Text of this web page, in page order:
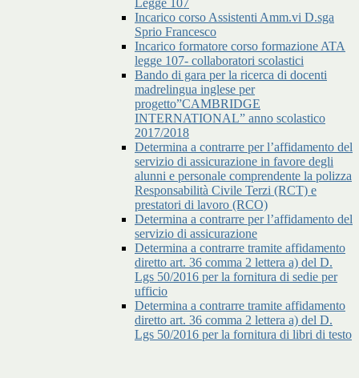
Legge 107
Incarico corso Assistenti Amm.vi D.sga
Sprio Francesco
Incarico formatore corso formazione ATA
legge 107- collaboratori scolastici
Bando di gara per la ricerca di docenti
madrelingua inglese per
progetto”CAMBRIDGE
INTERNATIONAL” anno scolastico
2017/2018
Determina a contrarre per l’affidamento del
servizio di assicurazione in favore degli
alunni e personale comprendente la polizza
Responsabilità Civile Terzi (RCT) e
prestatori di lavoro (RCO)
Determina a contrarre per l’affidamento del
servizio di assicurazione
Determina a contrarre tramite affidamento
diretto art. 36 comma 2 lettera a) del D.
Lgs 50/2016 per la fornitura di sedie per
ufficio
Determina a contrarre tramite affidamento
diretto art. 36 comma 2 lettera a) del D.
Lgs 50/2016 per la fornitura di libri di testo